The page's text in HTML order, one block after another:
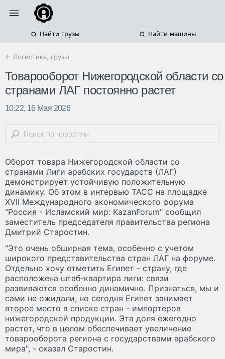
Найти грузы Найти машины
← Логистика, грузы
Товарооборот Нижегородской области со
странами ЛАГ постоянно растет
10:22, 16 Мая 2026
Оборот товара Нижегородской области со
странами Лиги арабских государств (ЛАГ)
демонстрирует устойчивую положительную
динамику. Об этом в интервью ТАСС на площадке
XVII Международного экономического форума
"Россия - Исламский мир: KazanForum" сообщил
заместитель председателя правительства региона
Дмитрий Старостин.
"Это очень обширная тема, особенно с учетом
широкого представительства стран ЛАГ на форуме.
Отдельно хочу отметить Египет - страну, где
расположена штаб-квартира лиги: связи
развиваются особенно динамично. Признаться, мы и
сами не ожидали, но сегодня Египет занимает
второе место в списке стран - импортеров
нижегородской продукции. Эта доля ежегодно
растет, что в целом обеспечивает увеличение
товарооборота региона с государствами арабского
мира", - сказал Старостин.